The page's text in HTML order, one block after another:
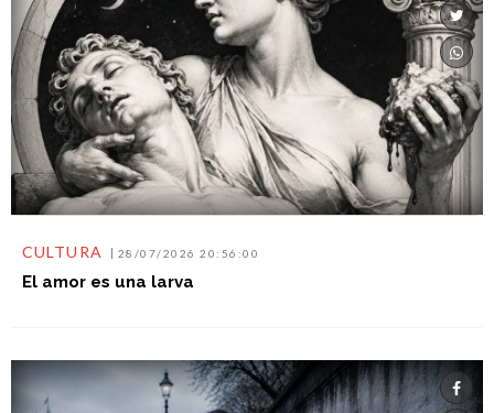
CULTURA 28/07/2026 20:56:00
El amor es una larva